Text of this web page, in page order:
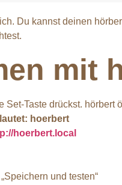
Du kannst deinen
mit
Taste drückst. hörbert
hoerbert
hoerbert.local
und testen“